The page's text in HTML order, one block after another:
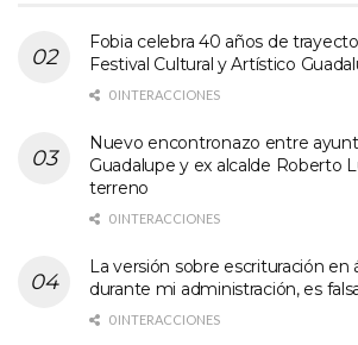
Fobia celebra 40 años de
Festival Cultural y Artístico
0 INTERACCIONES
Nuevo encontronazo entre
Guadalupe y ex alcalde Roberto
terreno
0 INTERACCIONES
La versión sobre escrituración en
durante mi administración, es
0 INTERACCIONES